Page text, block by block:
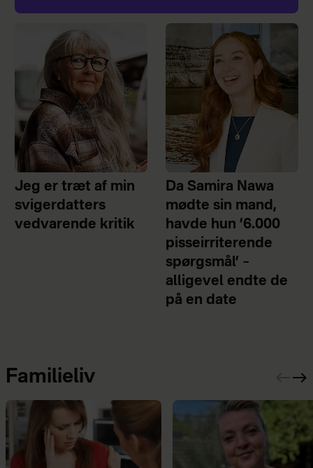
Jeg er træt af min
svigerdatters
vedvarende kritik
Da Samira Nawa
mødte sin mand,
havde hun ’6.000
pisseirriterende
spørgsmål’ –
alligevel endte de
på en date
Familieliv